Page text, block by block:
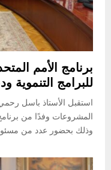
برنامج الأمم
للبرامج التنموية
استقبل الأستاذ باسل رحمي
المشروعات وفدًا من برنامج
وذلك بحضور عدد من